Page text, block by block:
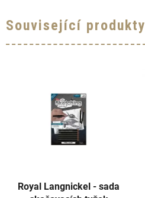
Související produkty
Royal Langnickel - sada